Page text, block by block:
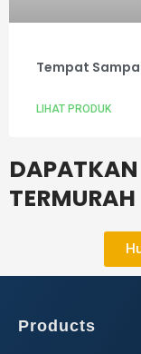
Tempat
LIHAT PRODUK
TERMURAH
Products